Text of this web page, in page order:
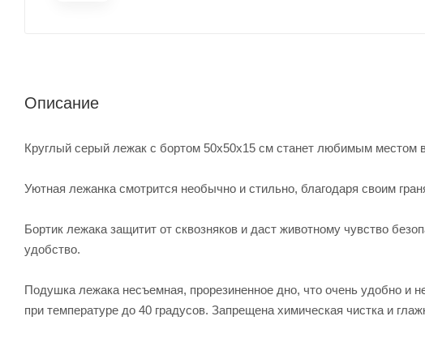
Описание
Круглый серый лежак с бортом 50х50х15 см станет любимым местом
Уютная лежанка смотрится необычно и стильно, благодаря своим
Бортик лежака защитит от сквозняков и даст животному чувство
удобство.
Подушка лежака несъемная, прорезиненное дно, что очень удобно и
при температуре до 40 градусов. Запрещена химическая чистка и